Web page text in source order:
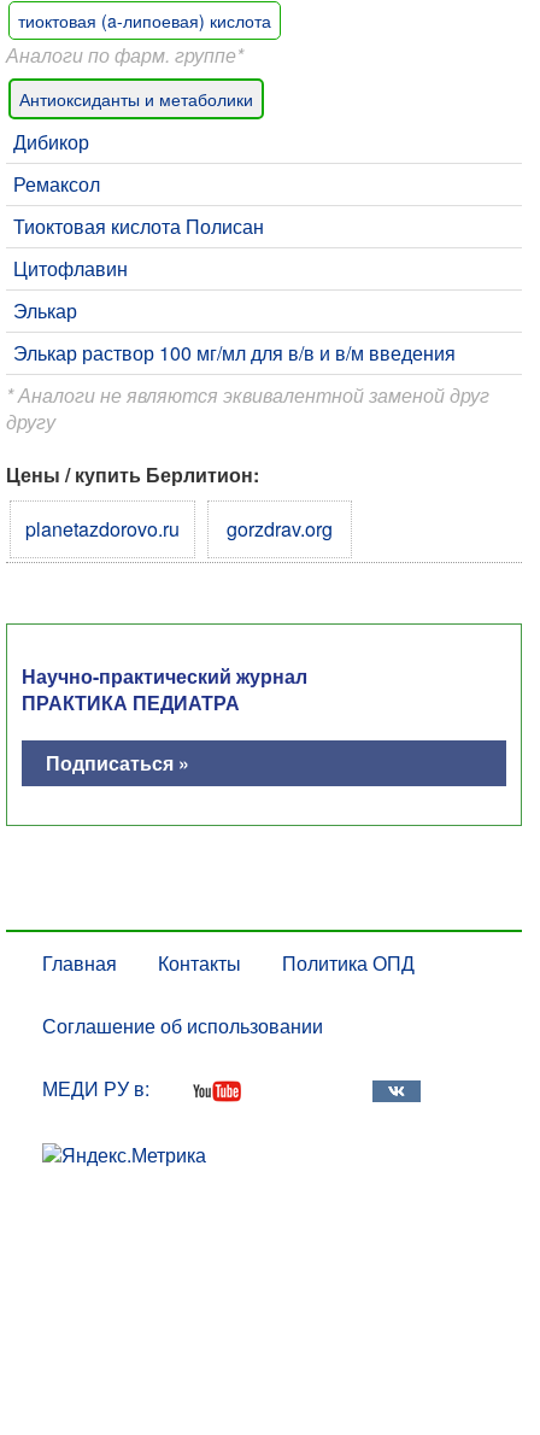
тиоктовая (a-липоевая) кислота
Аналоги по фарм. группе*
Антиоксиданты и метаболики
Дибикор
Ремаксол
Тиоктовая кислота Полисан
Цитофлавин
Элькар
Элькар раствор 100 мг/мл для в/в и в/м введения
* Аналоги не являются эквивалентной заменой друг
другу
Цены / купить Берлитион:
planetazdorovo.ru
gorzdrav.org
Научно-практический журнал
ПРАКТИКА ПЕДИАТРА
Подписаться »
Главная Контакты Политика ОПД
Соглашение об использовании
МЕДИ РУ в: